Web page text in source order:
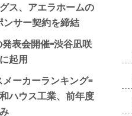
ス、アエラホームの
ンサー契約を締結
表会開催=渋谷凪咲
起用
ーカーランキング=
ハウス工業、前年度